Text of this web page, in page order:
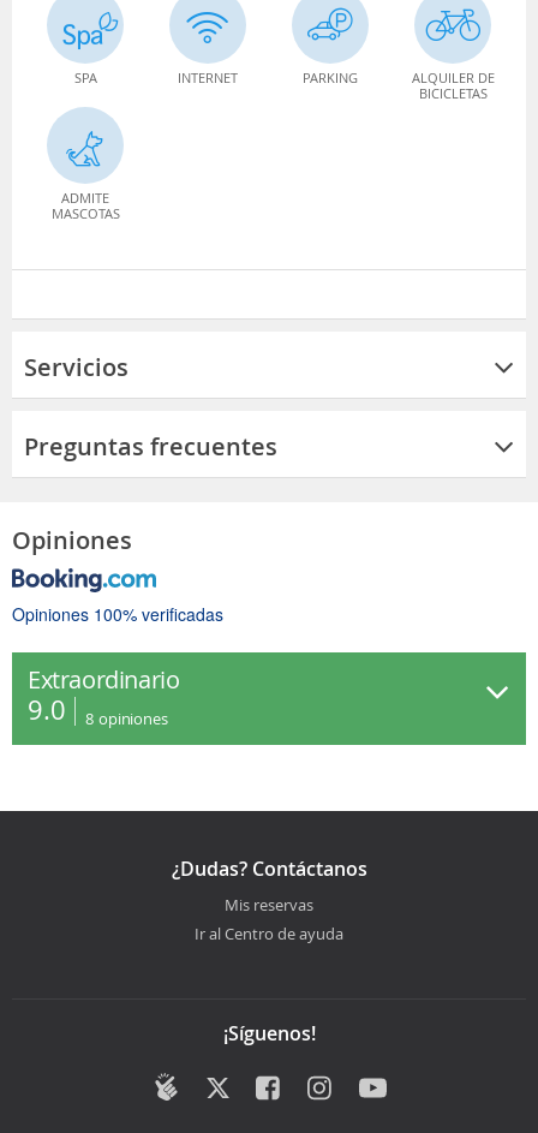
SPA INTERNET PARKING
ALQUILER DE
BICICLETAS
ADMITE
MASCOTAS
Servicios
Preguntas frecuentes
Opiniones
Opiniones 100% verificadas
Extraordinario
9.0 8 opiniones
¿Dudas? Contáctanos
Mis reservas
Ir al Centro de ayuda
¡Síguenos!